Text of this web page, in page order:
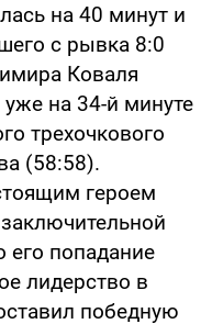
на 40 минут и
с рывка 8:0
Коваля
на 34-й минуте
трехочкового
(58:58).
героем
его попадание
лидерство в
победную